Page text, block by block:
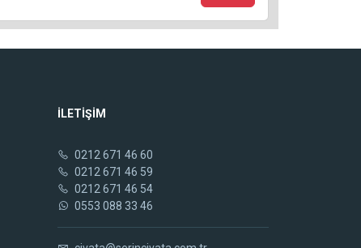
İLETİŞİM
0212 671 46 60
0212 671 46 59
0212 671 46 54
0553 088 33 46